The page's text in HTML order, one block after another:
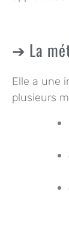
La
Elle a une
plusieurs